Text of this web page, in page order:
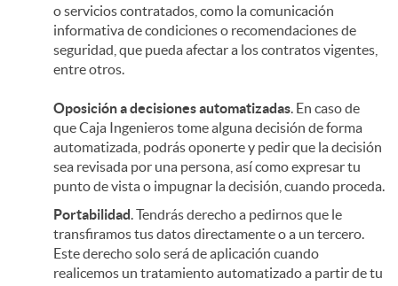
o servicios contratados, como la comunicación
informativa de condiciones o recomendaciones de
seguridad, que pueda afectar a los contratos vigentes,
entre otros.
Oposición a decisiones automatizadas. En caso de
que Caja Ingenieros tome alguna decisión de forma
automatizada, podrás oponerte y pedir que la decisión
sea revisada por una persona, así como expresar tu
punto de vista o impugnar la decisión, cuando proceda.
Portabilidad. Tendrás derecho a pedirnos que le
transfiramos tus datos directamente o a un tercero.
Este derecho solo será de aplicación cuando
realicemos un tratamiento automatizado a partir de tu